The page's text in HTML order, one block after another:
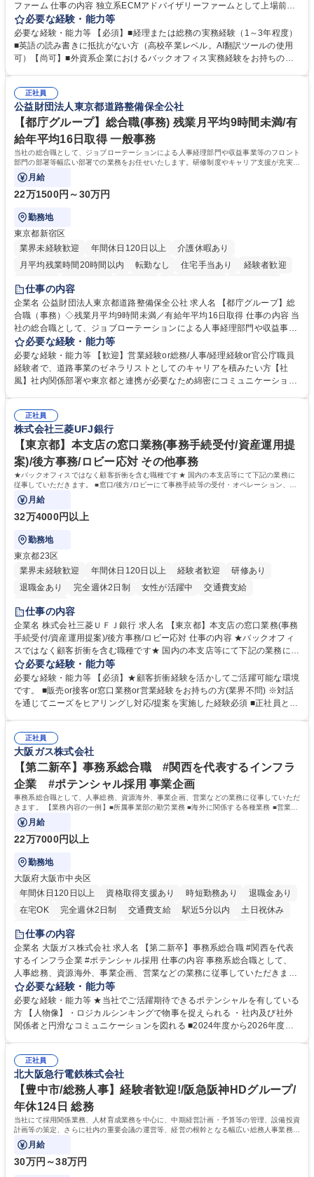
ファーム 仕事の内容 独立系ECMアドバイザリーファームとして上場前後
の資本市場戦略を設計する当社にて経理・総務をお任せします。基礎的な
バックオフィス業務からスタートし組織を支える専任担当として広く活躍
できる環境です。 ■日常経理、月次および年次決算サポート業務 ■本国
（グローバル）との英文メール対応（AI翻訳ツール等を使用しての対応で
業務をお任せします。残業も基本的には発生せず、ご自身のペースで業務
を進めやすく定着率の高い環境です。 募集職種 東京【経理・総務】週1日
出社程度のリモート中心/残業基本無/独立系ファーム
必要な経験・能力等
必要な経験・能力等 【必須】■経理または総務の実務経験（1～3年程度）
■英語の読み書きに抵抗がない方（高校卒業レベル。AI翻訳ツールの使用
可）【尚可】■外資系企業におけるバックオフィス実務経験をお持ちの方
【働き方について】現在は週4日程度の在宅勤務を実施しており、ワーク
ライフバランスを重視する方に最適な環境です（フルリモートも面接で相
談可）。【求める人物像】幅広いバックオフィス業務に柔軟に対応でき、
社内外と円滑にコミュニケーションを取りながら業務を推進できる方 学
歴・資格 学歴：大学院 大学 高専 短大 専修学校 高校 語学力： 資格：
正社員
公益財団法人東京都道路整備保全公社
【都庁グループ】総合職(事務) 残業月平均9時間未満/有
給年平均16日取得 一般事務
当社の総合職として、ジョブローテーションによる人事経理部門や収益事業等のフロント
部門の部署等幅広い部署での業務をお任せいたします。研修制度やキャリア支援が充実し
ております！ ※下記業務詳細
月給
22万1500円～30万円
勤務地
東京都新宿区
業界未経験歓迎
年間休日120日以上
介護休暇あり
月平均残業時間20時間以内
転勤なし 住宅手当あり
経験者歓迎
研修あり
退職金あり
駅近5分以内
資格取得手当あり 食事補助あり
仕事の内容
企業名 公益財団法人東京都道路整備保全公社 求人名 【都庁グループ】総
合職（事務）◇残業月平均9時間未満／有給年平均16日取得 仕事の内容 当
社の総合職として、ジョブローテーションによる人事経理部門や収益事業
等のフロント部門の部署等幅広い部署での業務をお任せいたします。研修
制度やキャリア支援が充実しております！ ※下記業務詳細 【業務詳細】■
管理部門：広報、人事、経理など当公社の運営に係る管理業務 ■収益部
門：駐車場の新規開拓、管理運営、新宿駅西口広場の「イベントコーナ
道路施設や道路工事現場の見学ツアー事業 ※入社後は上記いずれかの部門
へ配属。※業務内容変更の範囲：会社の定める業務 募集職種 【都庁グル
ープ】総合職（事務）◇残業月平均9時間未満／有給年平均16日取得
必要な経験・能力等
必要な経験・能力等 【歓迎】営業経験or総務/人事/経理経験or官公庁職員
経験者で、道路事業のゼネラリストとしてのキャリアを積みたい方【社
風】社内関係部署や東京都と連携が必要なため綿密にコミュニケーション
部門など多岐に渡る業務を経験できます。 ■様々なプロジェクト：駐車場
事業の他、新宿駅西口広場内に設置された照明を兼ねた広告「ブライトサ
イン」の管理運営を行うなど、事業収益を生み出す活動を積極的に行って
います。 学歴・資格 学歴：大学院 大学 高専 短大 専修学校 高校 語学力：
資格：
正社員
株式会社三菱UFJ銀行
【東京都】本支店の窓口業務(事務手続受付/資産運用提
案)/後方事務/ロビー応対 その他事務
★バックオフィスではなく顧客折衝を含む職種です★ 国内の本支店等にて下記の業務に
従事していただきます。 ■窓口/後方/ロビーにて事務手続等の受付・オペレーション、お
客様対応
月給
32万4000円以上
勤務地
東京都23区
業界未経験歓迎
年間休日120日以上 経験者歓迎
研修あり
退職金あり
完全週休2日制 女性が活躍中
交通費支給
土日祝休み
仕事の内容
企業名 株式会社三菱ＵＦＪ銀行 求人名 【東京都】本支店の窓口業務(事務
手続受付/資産運用提案)/後方事務/ロビー応対 仕事の内容 ★バックオフィ
スではなく顧客折衝を含む職種です★ 国内の本支店等にて下記の業務に従
事していただきます。 ■窓口/後方/ロビーにて事務手続等の受付・オペレ
ーション、お客様対応 ■窓口にて、ご来店された個人のお客様に対して金
融商品のご提案 ■効率的な事務運用の検討・構築等 ≪業務紹介：ご応募前
に必ずご覧ください≫ ※記事 https://www.mysite.bk.mufg.jp/career/circle/
必要な経験・能力等
必要な経験・能力等 【必須】★顧客折衝経験を活かしてご活躍可能な環境
です。 ■販売or接客or窓口業務or営業経験をお持ちの方(業界不問) ※対話
を通じてニーズをヒアリングし対応/提案を実施した経験必須 ■正社員とし
るので安心して入行いただけます。 幅広いキャリアの選択肢があり、公募
や社内副業等を活用し、 一人ひとりが挑戦できるカルチャーが浸透してい
ます。 学歴・資格 学歴：大学院 大学 高専 短大 専修学校 高校 語学力：
資格：
正社員
大阪ガス株式会社
【第二新卒】事務系総合職 #関西を代表するインフラ
企業 #ポテンシャル採用 事業企画
事務系総合職として、人事総務、資源海外、事業企画、営業などの業務に従事していただ
きます。 【業務内容の一例】■所属事業部の勤労業務 ■海外に関係する各種業務 ■営業部
門の企画スタッフ、ルート営業
月給
22万7000円以上
勤務地
大阪府大阪市中央区
年間休日120日以上
資格取得支援あり 時短勤務あり
退職金あり
在宅OK
完全週休2日制 交通費支給 駅近5分以内
土日祝休み
服装自由
第二新卒歓迎
仕事の内容
企業名 大阪ガス株式会社 求人名 【第二新卒】事務系総合職 #関西を代表
するインフラ企業 #ポテンシャル採用 仕事の内容 事務系総合職として、
人事総務、資源海外、事業企画、営業などの業務に従事していただきま
す。 【業務内容の一例】■所属事業部の勤労業務 ■海外に関係する各種業
務 ■営業部門の企画スタッフ、ルート営業 【キャリアパス】入社後の配属
ポジションで一定期間ご活躍頂いた後、本人の適性及び将来のキャリアを
鑑みてジョブローテーションを行います。 【育成】OJTでの現場育成や研
表するインフラ企業 #ポテンシャル採用
必要な経験・能力等
必要な経験・能力等 ★当社でご活躍期待できるポテンシャルを有している
方 【人物像】・ロジカルシンキングで物事を捉えられる ・社内及び社外
関係者と円滑なコミュニケーションを図れる ■2024年度から2026年度ま
72.html ■エネルギーセキュリティの不安定化や気候変動による自然災害の
甚大化など、これまで以上に社会課題解決の重要性が高まっています。
「未来の日常」の創造に向けて持続可能な社会の実現に貢献してまいりま
す。 学歴・資格 学歴：大学院 大学 語学力： 資格：
正社員
北大阪急行電鉄株式会社
【豊中市/総務人事】経験者歓迎!/阪急阪神HDグループ/
年休124日 総務
当社にて採用関係業務、人材育成業務を中心に、中期経営計画・予算等の管理、設備投資
計画等の策定、さらに社内の重要会議の運営等、経営の根幹となる幅広い総務人事業務全
般を担当していただきます。
月給
30万円～38万円